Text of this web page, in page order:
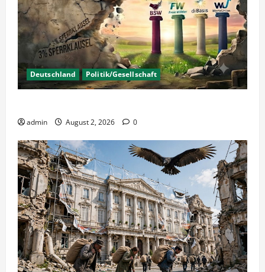
Deutschland Politik/Gesellschaft
admin August 2, 2026 0